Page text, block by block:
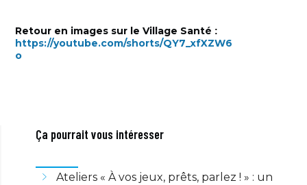
Retour en images sur le Village Santé :
https://youtube.com/shorts/QY7_xfXZW6
o
Ça pourrait vous intéresser
Ateliers « À vos jeux, prêts, parlez ! » : un